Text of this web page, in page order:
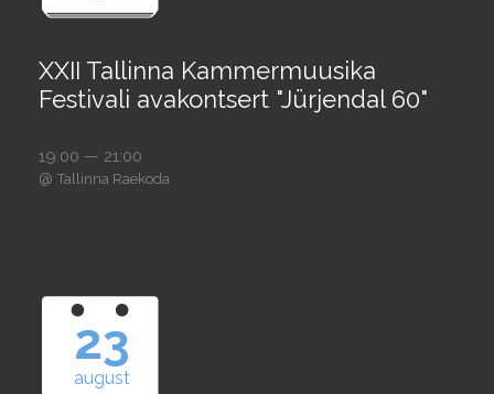
XXII Tallinna Kammermuusika
Festivali avakontsert "Jürjendal 60"
19:00 — 21:00
@ Tallinna Raekoda
23
august